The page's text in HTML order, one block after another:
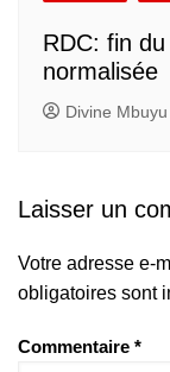
RDC: fin
normalisée
Divine Mbuyu
Laisser un
Votre adresse e-
obligatoires sont
Commentaire *